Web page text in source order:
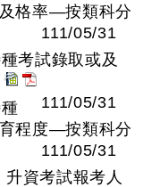
格率—按類科分
111/05/31
考試錄取或及
111/05/31
程度—按類科分
111/05/31
資考試報考人